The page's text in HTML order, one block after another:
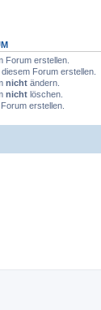
Forum erstellen.
Forum erstellen.
nicht ändern.
nicht löschen.
erstellen.